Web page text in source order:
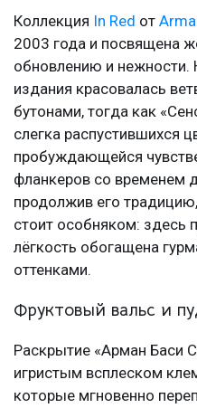
Коллекция In Red от
2003 года и посвящена
обновлению и нежности.
издания красовалась
бутонами, тогда как
слегка распустившихся
пробуждающейся
фланкеров со временем
продолжив его
стоит особняком: здесь
лёгкость обогащена
оттенками.
Фруктовый вальс и
Раскрытие «Арман Баси
игристым всплеском
которые мгновенно